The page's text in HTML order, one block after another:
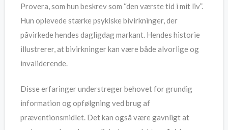
Provera, som hun beskrev som “den værste tid i mit liv”.
Hun oplevede stærke psykiske bivirkninger, der
påvirkede hendes dagligdag markant. Hendes historie
illustrerer, at bivirkninger kan være både alvorlige og
invaliderende.
Disse erfaringer understreger behovet for grundig
information og opfølgning ved brug af
præventionsmidlet. Det kan også være gavnligt at